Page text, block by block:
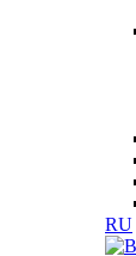
RU